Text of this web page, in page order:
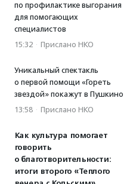
по профилактике выгорания
для помогающих
специалистов
15:32 · Прислано НКО
Уникальный спектакль
о первой помощи «Гореть
звездой» покажут в Пушкино
13:58 · Прислано НКО
Как культура помогает
говорить
о благотворительности:
итоги второго «Теплого